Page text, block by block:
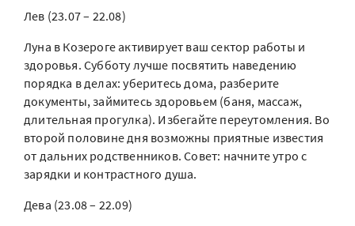
Лев (23.07 – 22.08)
Луна в Козероге активирует ваш сектор работы и
здоровья. Субботу лучше посвятить наведению
порядка в делах: уберитесь дома, разберите
документы, займитесь здоровьем (баня, массаж,
длительная прогулка). Избегайте переутомления. Во
второй половине дня возможны приятные известия
от дальних родственников. Совет: начните утро с
зарядки и контрастного душа.
Дева (23.08 – 22.09)